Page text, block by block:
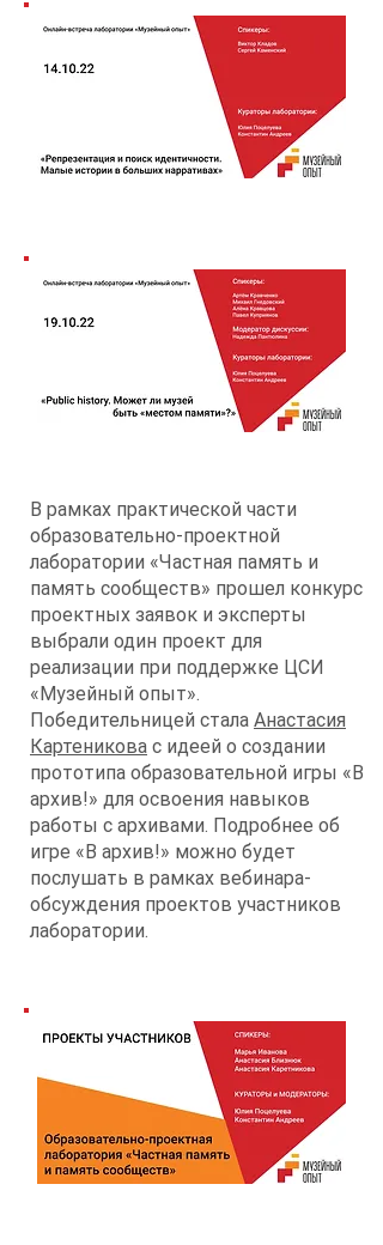
В рамках практической части
образовательно-проектной
лаборатории «Частная память и
память сообществ» прошел конкурс
проектных заявок и эксперты
выбрали один проект для
реализации при поддержке ЦСИ
«Музейный опыт».
Победительницей стала Анастасия
Картеникова с идеей о создании
прототипа образовательной игры «В
архив!» для освоения навыков
работы с архивами. Подробнее об
игре «В архив!» можно будет
послушать в рамках вебинара-
обсуждения проектов участников
лаборатории.